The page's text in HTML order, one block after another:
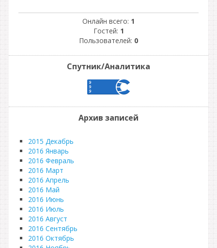
Онлайн всего: 1
Гостей: 1
Пользователей: 0
Спутник/Аналитика
Архив записей
2015 Декабрь
2016 Январь
2016 Февраль
2016 Март
2016 Апрель
2016 Май
2016 Июнь
2016 Июль
2016 Август
2016 Сентябрь
2016 Октябрь